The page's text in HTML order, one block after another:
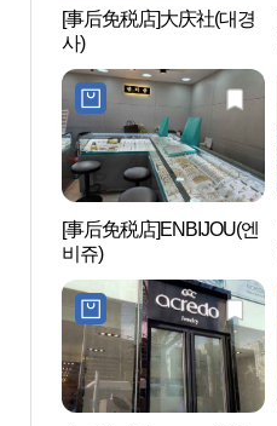
[事后免税店]大庆社(대경
사)
[事后免税店]ENBIJOU(엔
비쥬)